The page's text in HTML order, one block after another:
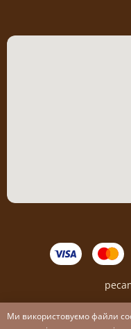
Ми використовуємо файли